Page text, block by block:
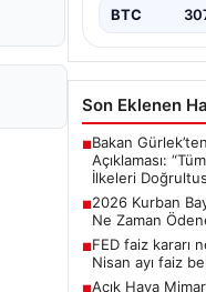
BTC
Son Eklenen
■Bakan
Açıklaması:
İlkeleri
■2026 Kurban
Ne Zaman
■FED faiz kararı
Nisan ayı faiz
■Açık Hava